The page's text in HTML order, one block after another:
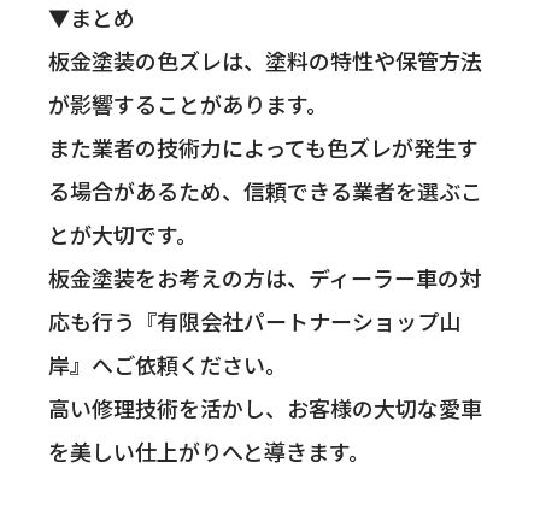
▼まとめ
板金塗装の色ズレは、塗料の特性や保管方法
が影響することがあります。
また業者の技術力によっても色ズレが発生す
る場合があるため、信頼できる業者を選ぶこ
とが大切です。
板金塗装をお考えの方は、ディーラー車の対
応も行う『有限会社パートナーショップ山
岸』へご依頼ください。
高い修理技術を活かし、お客様の大切な愛車
を美しい仕上がりへと導きます。